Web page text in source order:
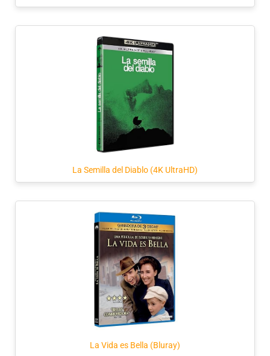
La Semilla del Diablo (4K UltraHD)
La Vida es Bella (Bluray)